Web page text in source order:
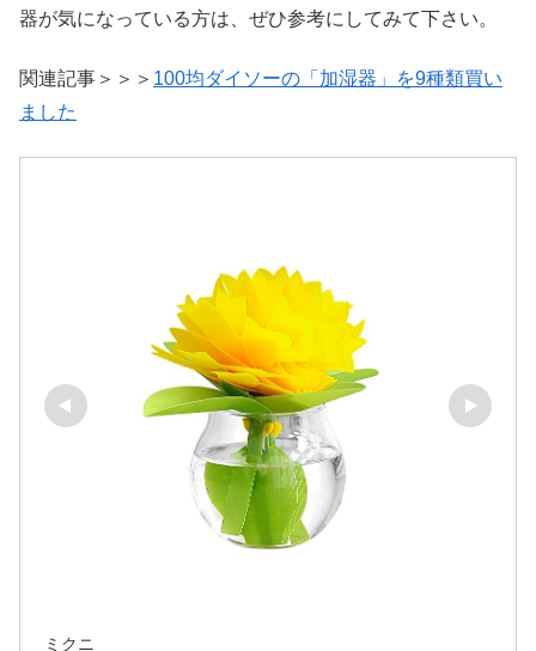
器が気になっている方は、ぜひ参考にしてみて下さい。
関連記事＞＞＞ 100均ダイソーの「加湿器」を9種類買い
ました
ミクニ